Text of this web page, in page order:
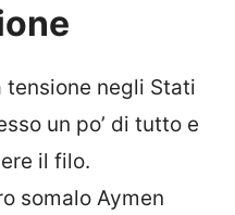
negli Stati
un po’ di tutto e
il filo.
somalo Aymen